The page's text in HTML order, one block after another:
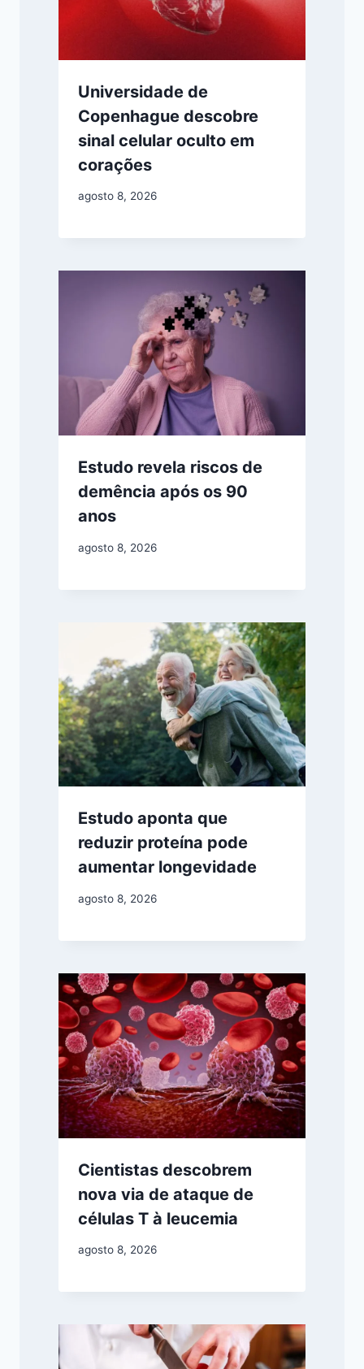
Universidade de
Copenhague descobre
sinal celular oculto em
corações
agosto 8, 2026
Estudo revela riscos de
demência após os 90
anos
agosto 8, 2026
Estudo aponta que
reduzir proteína pode
aumentar longevidade
agosto 8, 2026
Cientistas descobrem
nova via de ataque de
células T à leucemia
agosto 8, 2026